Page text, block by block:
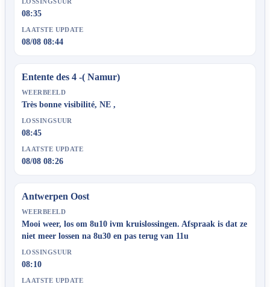
08:35
LAATSTE UPDATE
08/08 08:44
Entente des 4 -( Namur)
WEERBEELD
Très bonne visibilité, NE ,
LOSSINGSUUR
08:45
LAATSTE UPDATE
08/08 08:26
Antwerpen Oost
WEERBEELD
Mooi weer, los om 8u10 ivm kruislossingen. Afspraak is dat ze
niet meer lossen na 8u30 en pas terug van 11u
LOSSINGSUUR
08:10
LAATSTE UPDATE